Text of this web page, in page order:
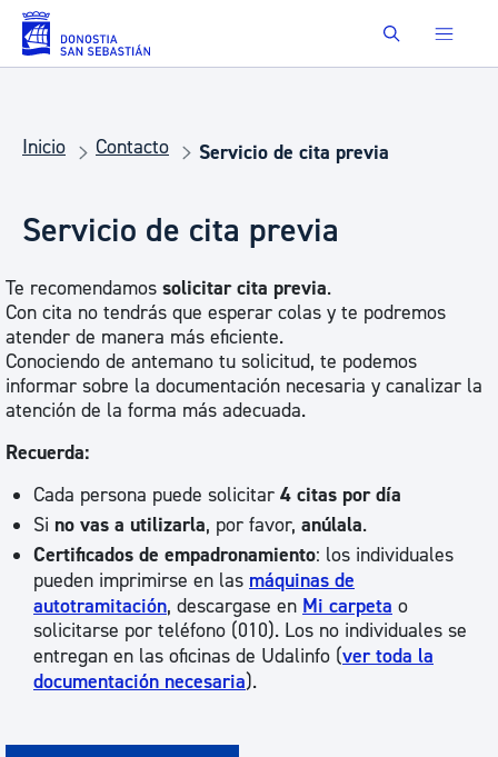
Saltar al contenido principal Buscar
Inicio Contacto Servicio de cita previa
Servicio de cita previa
Te recomendamos solicitar cita previa.
Con cita no tendrás que esperar colas y te podremos
atender de manera más eficiente.
Conociendo de antemano tu solicitud, te podemos
informar sobre la documentación necesaria y canalizar la
atención de la forma más adecuada.
Recuerda:
Cada persona puede solicitar 4 citas por día
Si no vas a utilizarla, por favor, anúlala.
Certificados de empadronamiento: los individuales
pueden imprimirse en las máquinas de
autotramitación, descargase en Mi carpeta o
solicitarse por teléfono (010). Los no individuales se
entregan en las oficinas de Udalinfo (ver toda la
documentación necesaria).